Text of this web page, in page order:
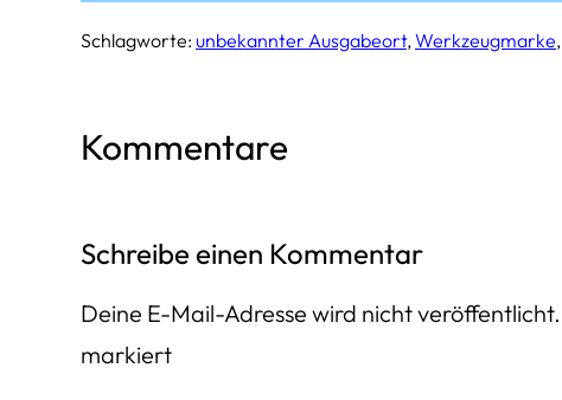
Schlagworte: unbekannter Ausgabeort, Werkzeugmarke,
Kommentare
Schreibe einen Kommentar
Deine E-Mail-Adresse wird nicht veröffentlicht.
markiert